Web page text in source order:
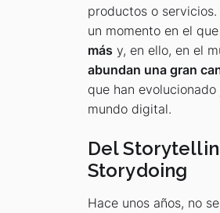
productos o
un momento en el
más y, en ello, en el
abundan una gran
que han
mundo digital.
Del
Storydoing
Hace unos años, no